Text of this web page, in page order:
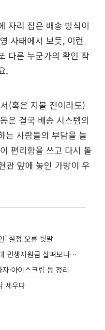
자리 잡은 배송 방식이
사태에서 보듯, 이런
다른 누군가의 확인 작
.
(혹은 지불 전이라도)
은 결국 배송 시스템의
는 사람들의 부담을 늘
편리함을 쓰고 다시 돌
관 앞에 놓인 가방이 우
’ 설정 오류 뒷말
민생지원금 살펴보니…
·아이스크림 등 정리
세우다